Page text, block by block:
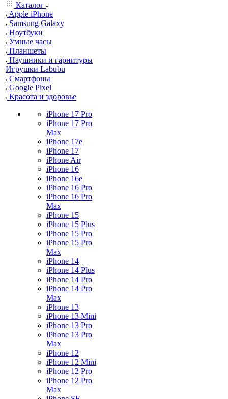
Каталог
Apple iPhone
Samsung Galaxy
Ноутбуки
Умные часы
Планшеты
Наушники и гарнитуры
Игрушки Labubu
Смартфоны
Google Pixel
Красота и здоровье
iPhone 17 Pro
iPhone 17 Pro
Max
iPhone 17e
iPhone 17
iPhone Air
iPhone 16
iPhone 16e
iPhone 16 Pro
iPhone 16 Pro
Max
iPhone 15
iPhone 15 Plus
iPhone 15 Pro
iPhone 15 Pro
Max
iPhone 14
iPhone 14 Plus
iPhone 14 Pro
iPhone 14 Pro
Max
iPhone 13
iPhone 13 Mini
iPhone 13 Pro
iPhone 13 Pro
Max
iPhone 12
iPhone 12 Mini
iPhone 12 Pro
iPhone 12 Pro
Max